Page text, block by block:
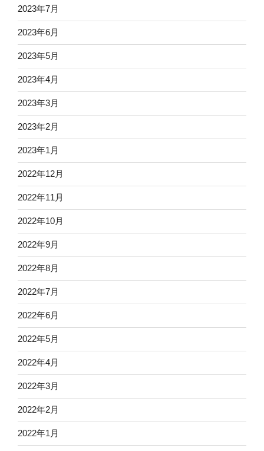
2023年7月
2023年6月
2023年5月
2023年4月
2023年3月
2023年2月
2023年1月
2022年12月
2022年11月
2022年10月
2022年9月
2022年8月
2022年7月
2022年6月
2022年5月
2022年4月
2022年3月
2022年2月
2022年1月